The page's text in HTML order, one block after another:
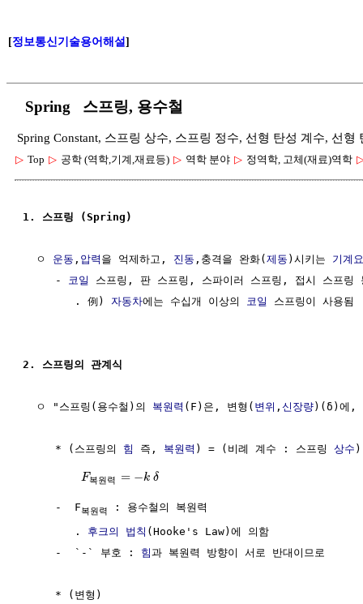
[정보통신기술용어해설]
Spring 스프링, 용수철
Spring Constant, 스프링 상수, 스프링 정수, 선형 탄성 계수, 선형
▷ Top ▷ 공학 (역학,기계,재료등) ▷ 역학 분야 ▷ 정역학, 고체(재료)역학
1. 스프링 (Spring)
  ㅇ
운동 , 압력 을 억제하고, 진동 ,충격을 완화(제동 )시키는 기계
     -
코일
스프링, 판 스프링, 스파이러 스프링, 접시 스프링
        . 例)
자동차에는 수십개 이상의 코일 스프링이 사용됨
2. 스프링의 관계식
  ㅇ "스프링(용수철)의
복원력 (F)은, 변형( 변위 , 신장량)(δ)에,
     * (스프링의
힘 즉, 복원력 ) = (비례 계수 : 스프링 상수
F복원력 = −k δ
     -  F
복원력 : 용수철의 복원력
        .
후크의 법칙 (Hooke's Law)에 의함
     -  `-` 부호 :
힘과 복원력 방향이 서로 반대이므로
     * (변형)